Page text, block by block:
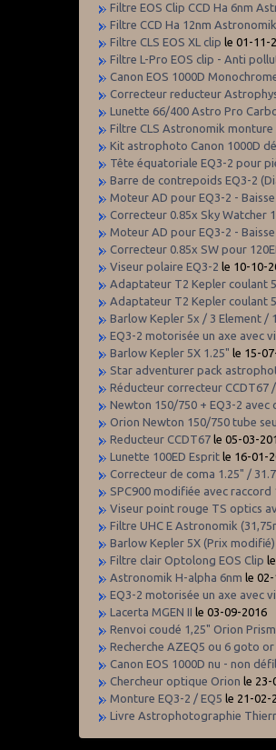
Filtre EOS Clip CCD Ha 6nm
Filtre CCD Ha 12nm
Filtre CLS EOS XL clip le 01-11-
Filtre L-Pro EOS clip - Anti
Canon EOS 1000D
Correcteur reducteur
Lunette 66/400 Astro Pro
Filtre CLS Astronomik monture
Kit astrophoto Canon 1000D
Tête équatoriale EQ3-2 pour
Barre de contrepoids EQ3-2
Moteur AD pour EQ3-2 -
Correcteur 0.85x Sky Watcher
Moteur AD pour EQ3-2 -
Correcteur 0.85x SW pour
Viseur polaire EQ3-2 le 10-10-
Adaptateur T2 Kepler coulant
Adaptateur T2 Kepler coulant
Barlow Kepler 5x / 3 Element /
EQ3-2 motorisée un axe avec
Barlow Kepler 5X 1.25" le 15-
Star adventurer pack
Réducteur correcteur CCDT67 /
Newton 150/750 + EQ3-2 avec
Orion Newton 150/750 tube
Reducteur CCDT67 le 05-03-
Lunette 100ED Esprit le 16-01-
Correcteur de coma 1.25" /
SPC900 modifiée avec raccord
Viseur point rouge TS optics
Filtre UHC E Astronomik
Barlow Kepler 5X (Prix modifié)
Filtre clair Optolong EOS Clip
Astronomik H-alpha 6nm le
EQ3-2 motorisée un axe avec
Lacerta MGEN II le 03-09-2016
Renvoi coudé 1,25" Orion
Recherche AZEQ5 ou 6 goto
Canon EOS 1000D nu - non
Chercheur optique Orion le 23-
Monture EQ3-2 / EQ5 le 21-02-
Livre Astrophotographie